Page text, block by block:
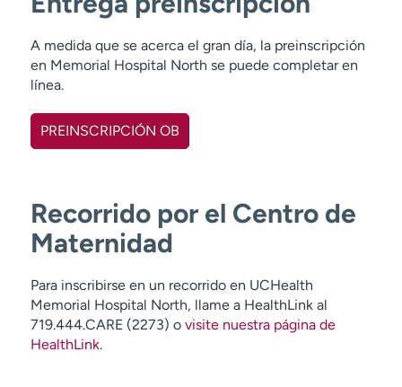
A medida que se acerca el gran día, la preinscripción
en Memorial Hospital North se puede completar en
línea.
PREINSCRIPCIÓN OB
Recorrido por el Centro de
Maternidad
Para inscribirse en un recorrido en UCHealth
Memorial Hospital North, llame a HealthLink al
719.444.CARE (2273) o visite nuestra página de
HealthLink.